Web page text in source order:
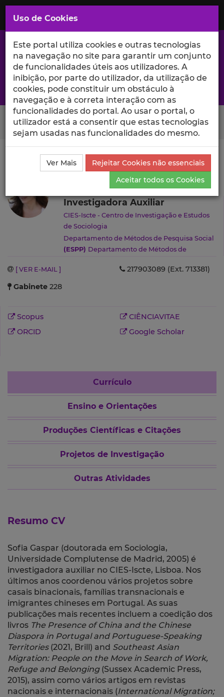
Saltar
para
Conteúdo
Principal
A excelência da investigação e ciência no Iscte
Search Button
Ciência_Iscte Autores Sofia Gaspar Currículo
Sofia Gaspar
Investigadora Auxiliar
CIES-Iscte - Centro de Investigação e Estudos
de Sociologia
Departamento de Métodos de Pesquisa Social
(ESPP) Departamento de Métodos de
[ VER E-MAIL ]
217903089 (Ext. 713381)
Gabinete 228
Scopus
CIÊNCIAVITAE
ORCID
Google Scholar
Currículo
Ensino e Orientações
Produções Científicas e Citações
Projetos de Investigação
Outras Atividades
Resumo CV
Sofia Gaspar (doutorada em Sociologia,
Universidade Complutense de Madrid, 2005) é
investigadora auxiliar no CIES-Iscte, Lisboa. Nos
últimos anos coordenou vários projetos sobre
casais binacionais, famílias transnacionais e
imigrantes chineses em Portugal. As suas
publicações mais recentes incluem a coedição dos
livros The Presence of China and the Chinese
Diaspora in Portugal and Portuguese-Speaking
Territories(2021, Brill) and Southeast Asian
Migration: People on the Move in Search of Work,
Refuge and Belonging (Sussex Academic Press,
2015), assim como vários artigos em revistas
nacionais e internacionais (International Migration;
Uso de Cookies
Este portal utiliza cookies e outras tecnologias
na navegação no site para garantir um conjunto
de funcionalidades úteis aos utilizadores. A
inibição, por parte do utilizador, da utilização de
cookies, pode constituir um obstáculo à
navegação e à correta interação com as
funcionalidades do portal. Ao usar o portal, o
utilizador está a consentir que estas tecnologias
sejam usadas nas funcionalidades do mesmo.
Ver Mais
Rejeitar Cookies não essenciais
Aceitar todos os Cookies